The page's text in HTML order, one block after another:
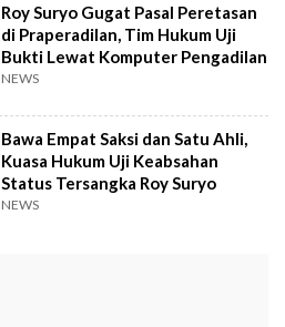
Roy Suryo Gugat Pasal Peretasan
di Praperadilan, Tim Hukum Uji
Bukti Lewat Komputer Pengadilan
NEWS
Bawa Empat Saksi dan Satu Ahli,
Kuasa Hukum Uji Keabsahan
Status Tersangka Roy Suryo
NEWS